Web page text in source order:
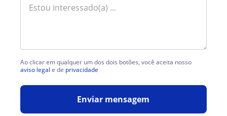
Ao clicar em qualquer um dos dois botões, você aceita nosso
aviso legal e de privacidade
Enviar mensagem